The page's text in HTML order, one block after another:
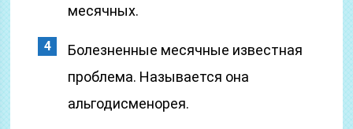
месячных.
Болезненные месячные известная
проблема. Называется она
альгодисменорея.